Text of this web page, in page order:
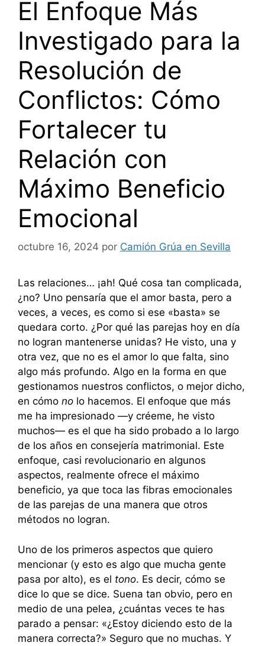
El Enfoque Más
Investigado para la
Resolución de
Conflictos: Cómo
Fortalecer tu
Relación con
Máximo Beneficio
Emocional
octubre 16, 2024 por Camión Grúa en Sevilla
Las relaciones… ¡ah! Qué cosa tan complicada,
¿no? Uno pensaría que el amor basta, pero a
veces, a veces, es como si ese «basta» se
quedara corto. ¿Por qué las parejas hoy en día
no logran mantenerse unidas? He visto, una y
otra vez, que no es el amor lo que falta, sino
algo más profundo. Algo en la forma en que
gestionamos nuestros conflictos, o mejor dicho,
en cómo no lo hacemos. El enfoque que más
me ha impresionado —y créeme, he visto
muchos— es el que ha sido probado a lo largo
de los años en consejería matrimonial. Este
enfoque, casi revolucionario en algunos
aspectos, realmente ofrece el máximo
beneficio, ya que toca las fibras emocionales
de las parejas de una manera que otros
métodos no logran.
Uno de los primeros aspectos que quiero
mencionar (y esto es algo que mucha gente
pasa por alto), es el tono. Es decir, cómo se
dice lo que se dice. Suena tan obvio, pero en
medio de una pelea, ¿cuántas veces te has
parado a pensar: «¿Estoy diciendo esto de la
manera correcta?» Seguro que no muchas. Y